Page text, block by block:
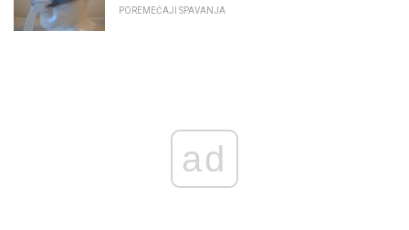
POREMEĆAJI SPAVANJA
ad